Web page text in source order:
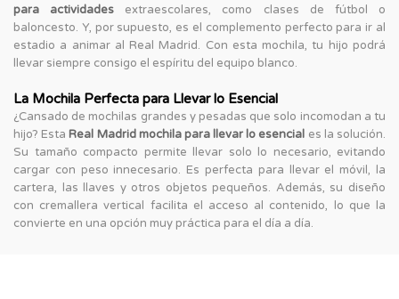
para actividades extraescolares, como clases de fútbol o
baloncesto. Y, por supuesto, es el complemento perfecto para ir al
estadio a animar al Real Madrid. Con esta mochila, tu hijo podrá
llevar siempre consigo el espíritu del equipo blanco.
La Mochila Perfecta para Llevar lo Esencial
¿Cansado de mochilas grandes y pesadas que solo incomodan a tu
hijo? EstaReal Madrid mochila para llevar lo esencial es la solución.
Su tamaño compacto permite llevar solo lo necesario, evitando
cargar con peso innecesario. Es perfecta para llevar el móvil, la
cartera, las llaves y otros objetos pequeños. Además, su diseño
con cremallera vertical facilita el acceso al contenido, lo que la
convierte en una opción muy práctica para el día a día.